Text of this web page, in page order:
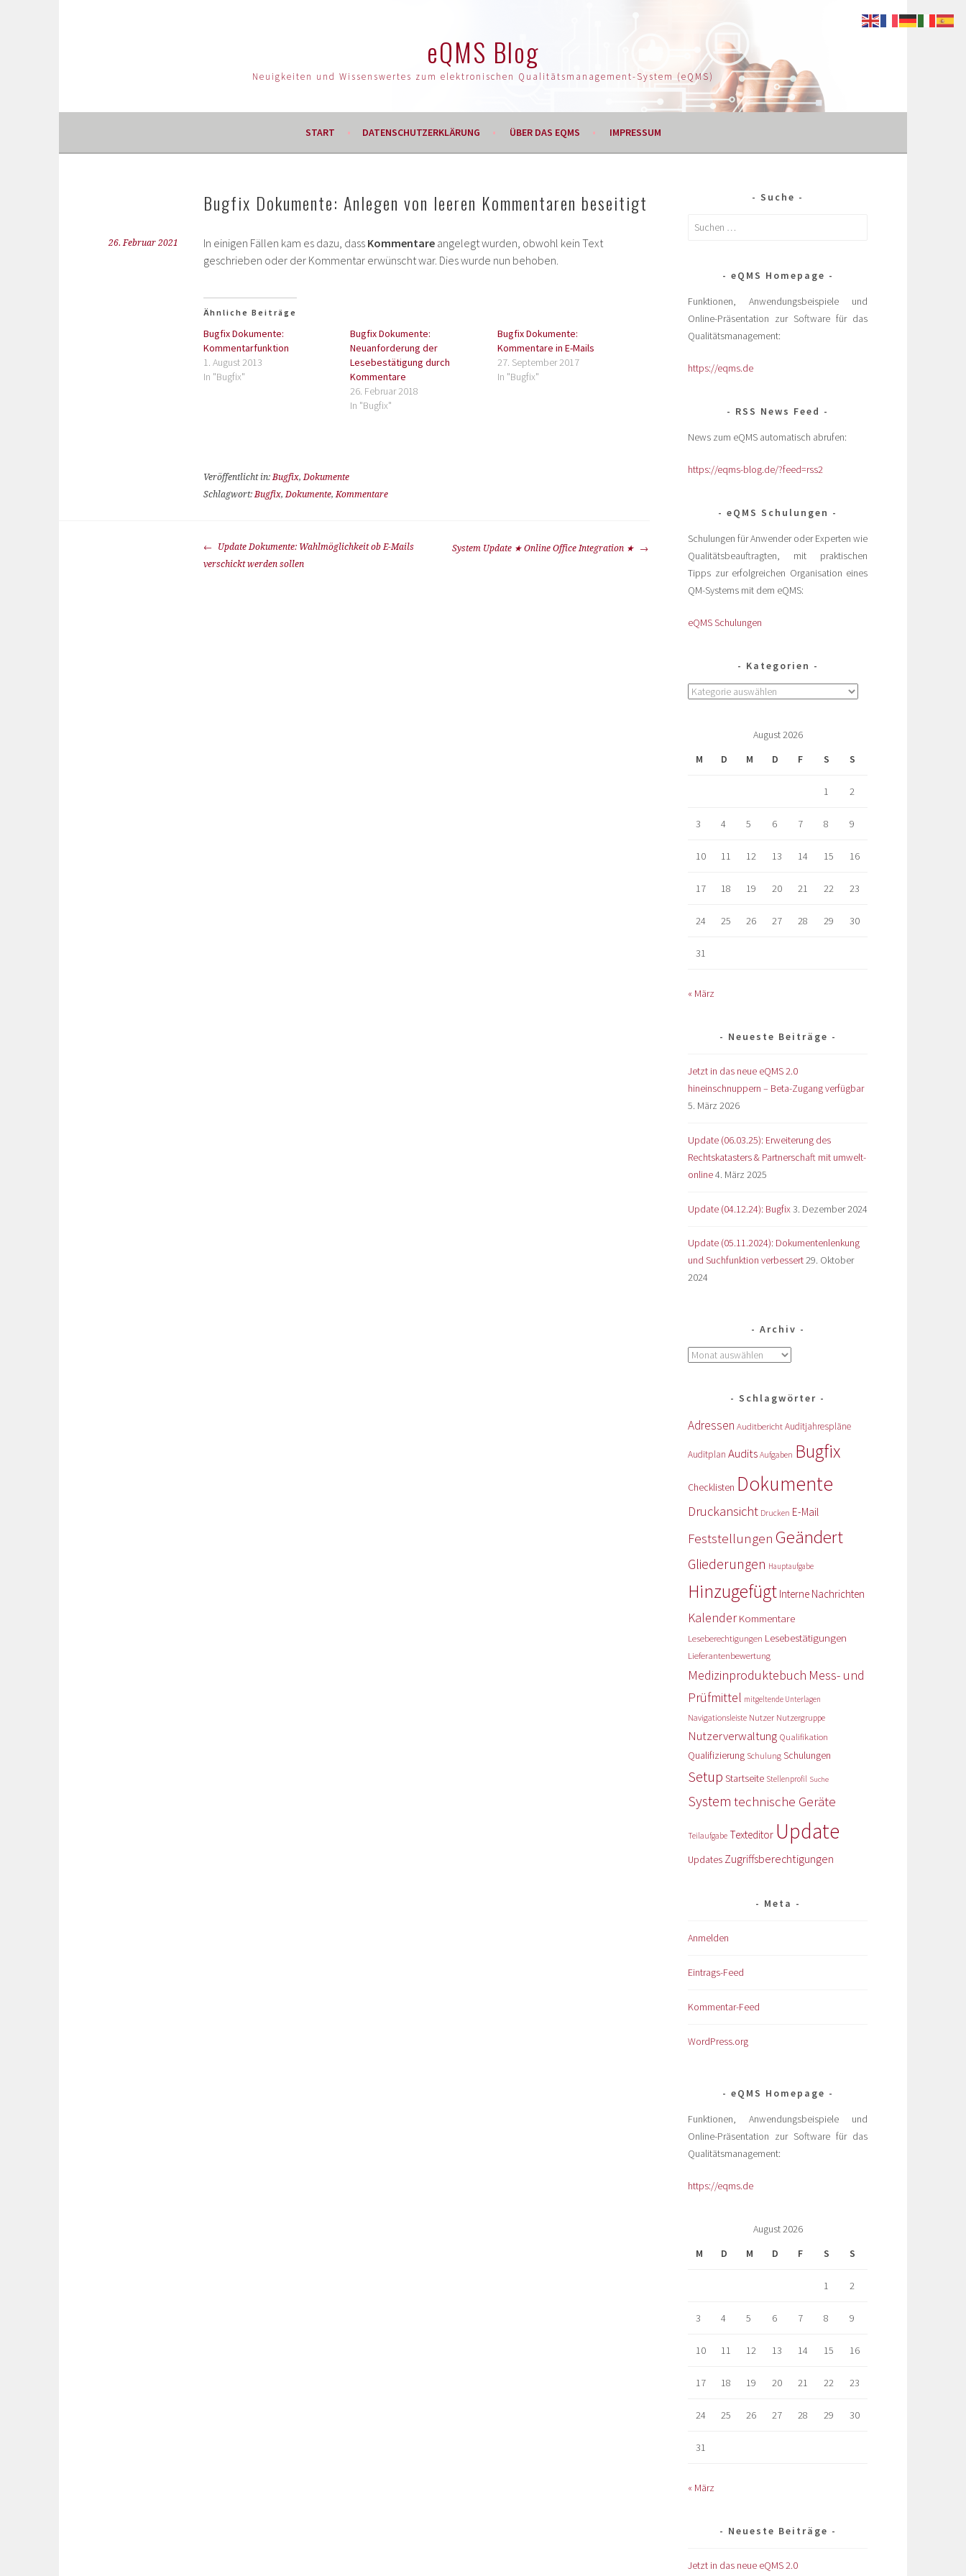
eQMS Blog
Neuigkeiten und Wissenswertes zum elektronischen Qualitätsmanagement-System (eQMS)
START DATENSCHUTZERKLÄRUNG ÜBER DAS EQMS IMPRESSUM
Bugfix Dokumente: Anlegen von leeren Kommentaren beseitigt
26. Februar 2021 In einigen Fällen kam es dazu, dass Kommentare angelegt wurden, obwohl kein Text
geschrieben oder der Kommentar erwünscht war. Dies wurde nun behoben.
Ähnliche Beiträge
Bugfix Dokumente:
Kommentarfunktion
1. August 2013
In "Bugfix"
Bugfix Dokumente:
Neuanforderung der
Lesebestätigung durch
Kommentare
26. Februar 2018
In "Bugfix"
Bugfix Dokumente:
Kommentare in E-Mails
27. September 2017
In "Bugfix"
Veröffentlicht in:Bugfix,Dokumente
Schlagwort:Bugfix,Dokumente,Kommentare
Update Dokumente: Wahlmöglichkeit ob E-Mails
verschickt werden sollen
System Update ★ Online Office Integration ★
Suche
eQMS Homepage
Funktionen, Anwendungsbeispiele und
Online-Präsentation zur Software für das
Qualitätsmanagement:
https://eqms.de
RSS News Feed
News zum eQMS automatisch abrufen:
https://eqms-blog.de/?feed=rss2
eQMS Schulungen
Schulungen für Anwender oder Experten wie
Qualitätsbeauftragten, mit praktischen
Tipps zur erfolgreichen Organisation eines
QM-Systems mit dem eQMS:
eQMS Schulungen
Kategorien
August 2026
M
D M D F S S
1 2
3 4 5 6 7 8 9
10 11 12 13 14 15 16
17 18 19 20 21 22 23
24 25 26 27 28 29 30
31
« März
Neueste Beiträge
Jetzt in das neue eQMS 2.0
hineinschnuppern – Beta-Zugang verfügbar
5. März 2026
Update (06.03.25): Erweiterung des
Rechtskatasters & Partnerschaft mit umwelt-
online4. März 2025
Update (04.12.24): Bugfix 3. Dezember 2024
Update (05.11.2024): Dokumentenlenkung
und Suchfunktion verbessert29. Oktober
2024
Archiv
Schlagwörter
Adressen AuditberichtAuditjahrespläne
Auditplan Audits Aufgaben Bugfix
Checklisten Dokumente
Druckansicht Drucken E-Mail
Feststellungen Geändert
Gliederungen Hauptaufgabe
Hinzugefügt Interne Nachrichten
Kalender Kommentare
Leseberechtigungen Lesebestätigungen
Lieferantenbewertung
Medizinproduktebuch Mess- und
Prüfmittel mitgeltende Unterlagen
Navigationsleiste Nutzer Nutzergruppe
Nutzerverwaltung Qualifikation
Qualifizierung Schulung Schulungen
Setup Startseite Stellenprofil Suche
System technische Geräte
Teilaufgabe Texteditor Update
Updates Zugriffsberechtigungen
Meta
Anmelden
Eintrags-Feed
Kommentar-Feed
WordPress.org
eQMS Homepage
Funktionen, Anwendungsbeispiele und
Online-Präsentation zur Software für das
Qualitätsmanagement:
https://eqms.de
August 2026
M
D M D F S S
1 2
3 4 5 6 7 8 9
10 11 12 13 14 15 16
17 18 19 20 21 22 23
24 25 26 27 28 29 30
31
« März
Neueste Beiträge
Jetzt in das neue eQMS 2.0